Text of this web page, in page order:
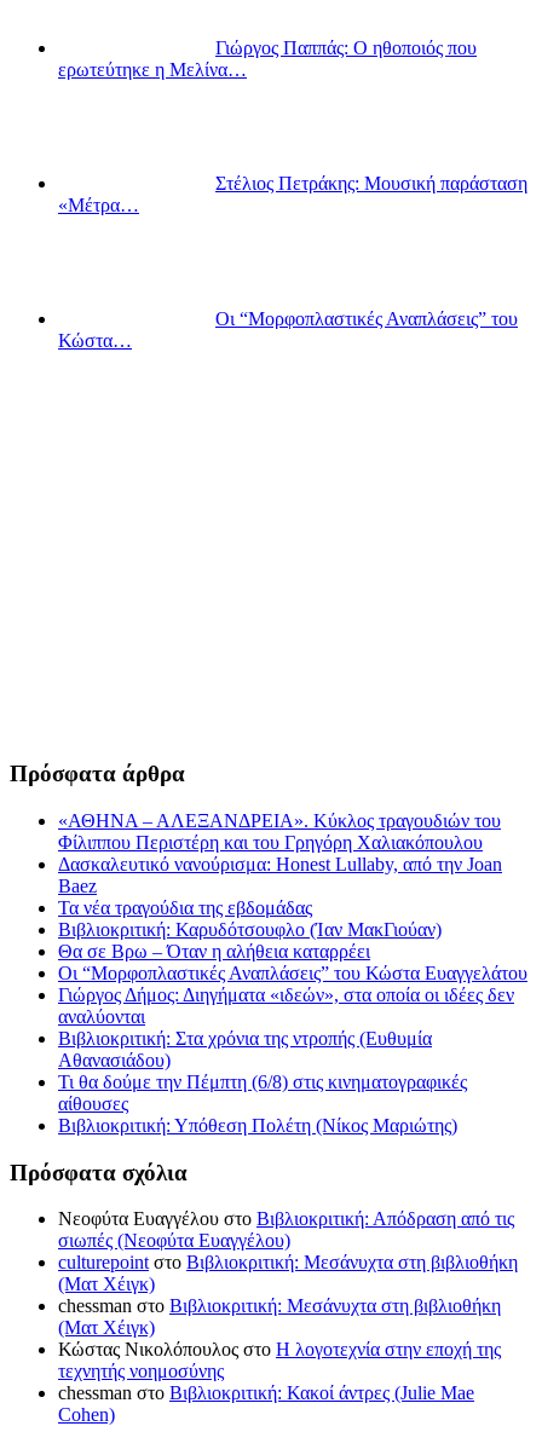
Γιώργος Παππάς: Ο ηθοποιός που
ερωτεύτηκε η Μελίνα…
Στέλιος Πετράκης: Μουσική παράσταση
«Μέτρα…
Οι “Μορφοπλαστικές Αναπλάσεις” του
Κώστα…
Πρόσφατα άρθρα
«ΑΘΗΝΑ – ΑΛΕΞΑΝΔΡΕΙΑ». Κύκλος τραγουδιών του
Φίλιππου Περιστέρη και του Γρηγόρη Χαλιακόπουλου
Δασκαλευτικό νανούρισμα: Honest Lullaby, από την Joan
Baez
Τα νέα τραγούδια της εβδομάδας
Βιβλιοκριτική: Καρυδότσουφλο (Ίαν ΜακΓιούαν)
Θα σε Βρω – Όταν η αλήθεια καταρρέει
Οι “Μορφοπλαστικές Αναπλάσεις” του Κώστα Ευαγγελάτου
Γιώργος Δήμος: Διηγήματα «ιδεών», στα οποία οι ιδέες δεν
αναλύονται
Βιβλιοκριτική: Στα χρόνια της ντροπής (Ευθυμία
Αθανασιάδου)
Τι θα δούμε την Πέμπτη (6/8) στις κινηματογραφικές
αίθουσες
Βιβλιοκριτική: Υπόθεση Πολέτη (Νίκος Μαριώτης)
Πρόσφατα σχόλια
Νεοφύτα Ευαγγέλου στο Βιβλιοκριτική: Απόδραση από τις
σιωπές (Νεοφύτα Ευαγγέλου)
culturepointστο Βιβλιοκριτική: Μεσάνυχτα στη βιβλιοθήκη
(Ματ Χέιγκ)
chessman στο Βιβλιοκριτική: Μεσάνυχτα στη βιβλιοθήκη
(Ματ Χέιγκ)
Κώστας Νικολόπουλος στο Η λογοτεχνία στην εποχή της
τεχνητής νοημοσύνης
chessman στο Βιβλιοκριτική: Κακοί άντρες (Julie Mae
Cohen)